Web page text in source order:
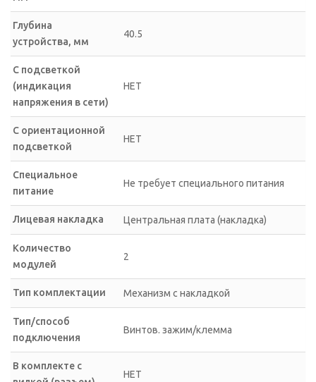
Глубина
устройства, мм
40.5
С подсветкой
(индикация
напряжения в сети)
НЕТ
С ориентационной
подсветкой
НЕТ
Специальное
питание
Не требует специального питания
Лицевая накладка Центральная плата (накладка)
Количество
модулей
2
Тип комплектации Механизм с накладкой
Тип/способ
подключения
Винтов. зажим/клемма
В комплекте с
НЕТ